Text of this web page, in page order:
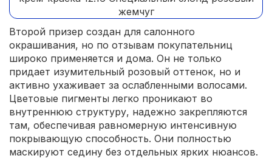
Второй призер создан для салонного
окрашивания, но по отзывам покупательниц
широко применяется и дома. Он не только
придает изумительный розовый оттенок, но и
активно ухаживает за ослабленными волосами.
Цветовые пигменты легко проникают во
внутреннюю структуру, надежно закрепляются
там, обеспечивая равномерную интенсивную
покрывающую способность. Они полностью
маскируют седину без отдельных ярких нюансов.